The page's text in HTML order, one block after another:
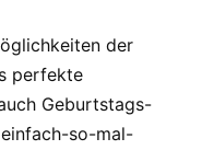
der
perfekte
Geburtstags-
so-mal-